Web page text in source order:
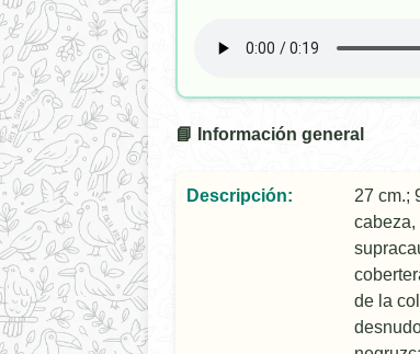
📘 Información general
Descripción: 27 cm.;
cabeza,
de la